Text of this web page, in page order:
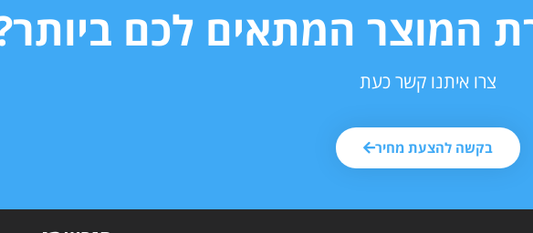
המוצר המתאים לכם
צרו איתנו קשר כעת
בקשה להצעת מחיר